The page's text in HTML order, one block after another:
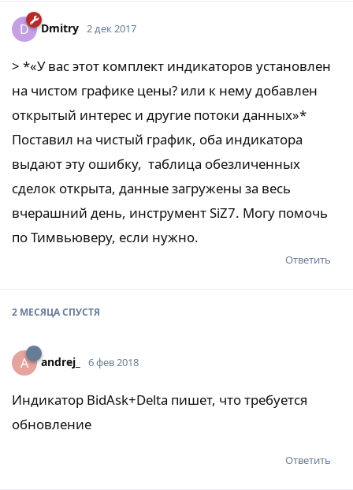
D Dmitry 2 дек 2017
> *«У вас этот комплект индикаторов установлен
на чистом графике цены? или к нему добавлен
открытый интерес и другие потоки данных»*
Поставил на чистый график, оба индикатора
выдают эту ошибку, таблица обезличенных
сделок открыта, данные загружены за весь
вчерашний день, инструмент SiZ7. Могу помочь
по Тимвьюверу, если нужно.
Ответить
2 МЕСЯЦАСПУСТЯ
A andrej_ 6 фев 2018
Индикатор BidAsk+Delta пишет, что требуется
обновление
Ответить